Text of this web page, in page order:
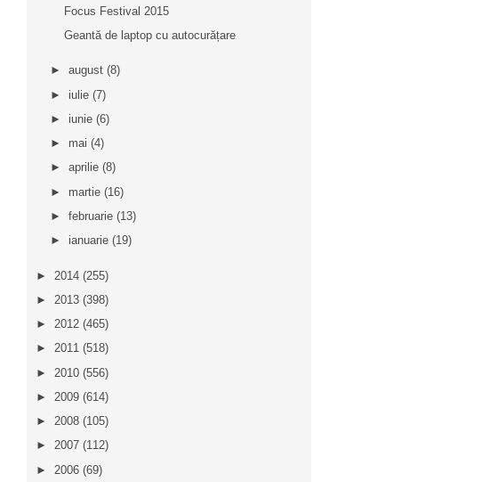
Focus Festival 2015
Geantă de laptop cu autocurățare
► august (8)
► iulie (7)
► iunie (6)
► mai (4)
► aprilie (8)
► martie (16)
► februarie (13)
► ianuarie (19)
► 2014 (255)
► 2013 (398)
► 2012 (465)
► 2011 (518)
► 2010 (556)
► 2009 (614)
► 2008 (105)
► 2007 (112)
► 2006 (69)